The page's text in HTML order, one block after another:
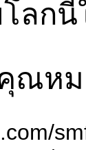
ลก
มอ